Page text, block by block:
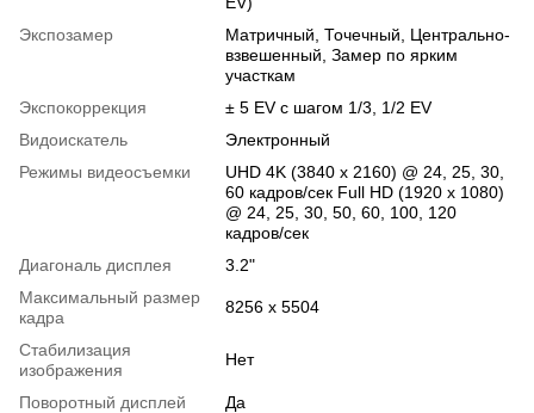
Экспозамер
Матричный, Точечный, Центрально-
взвешенный, Замер по ярким
участкам
Экспокоррекция
± 5 EV с шагом 1/3, 1/2 EV
Видоискатель
Электронный
Режимы видеосъемки
UHD 4K (3840 x 2160) @ 24, 25, 30,
60 кадров/сек Full HD (1920 x 1080)
@ 24, 25, 30, 50, 60, 100, 120
кадров/сек
Диагональ дисплея
3.2"
Максимальный размер
кадра
8256 x 5504
Стабилизация
изображения
Нет
Поворотный дисплей
Да